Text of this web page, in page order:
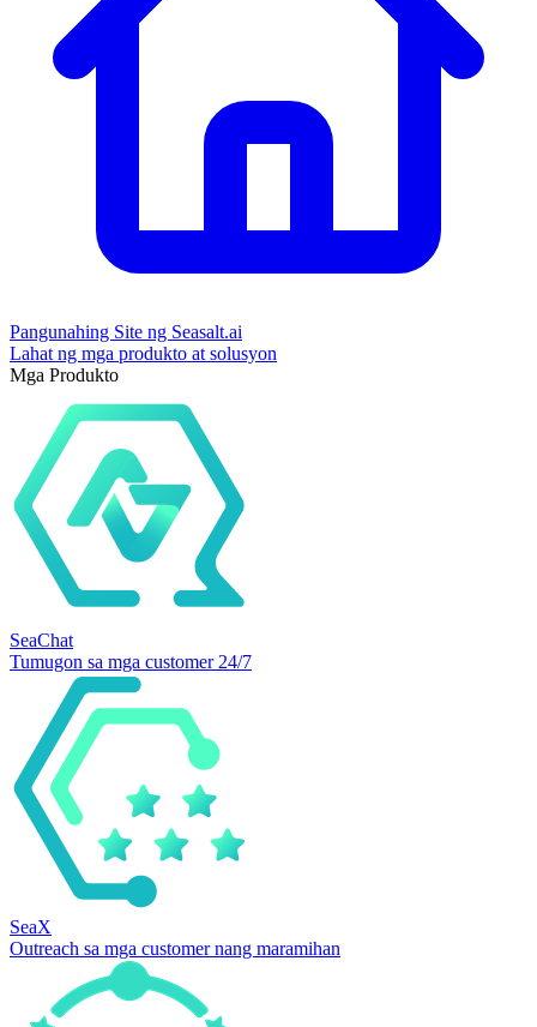
Pangunahing Site ng Seasalt.ai
Lahat ng mga produkto at solusyon
Mga Produkto
SeaChat
Tumugon sa mga customer 24/7
SeaX
Outreach sa mga customer nang maramihan